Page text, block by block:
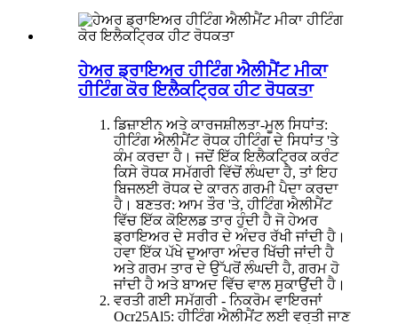
ਹੇਅਰ ਡ੍ਰਾਇਅਰ ਹੀਟਿੰਗ ਐਲੀਮੈਂਟ ਮੀਕਾ
ਹੀਟਿੰਗ ਕੋਰ ਇਲੈਕਟ੍ਰਿਕ ਹੀਟ ਰੋਧਕਤਾ
ਡਿਜ਼ਾਈਨ ਅਤੇ ਕਾਰਜਸ਼ੀਲਤਾ-ਮੂਲ ਸਿਧਾਂਤ:
ਹੀਟਿੰਗ ਐਲੀਮੈਂਟ ਰੋਧਕ ਹੀਟਿੰਗ ਦੇ ਸਿਧਾਂਤ 'ਤੇ
ਕੰਮ ਕਰਦਾ ਹੈ। ਜਦੋਂ ਇੱਕ ਇਲੈਕਟ੍ਰਿਕ ਕਰੰਟ
ਕਿਸੇ ਰੋਧਕ ਸਮੱਗਰੀ ਵਿੱਚੋਂ ਲੰਘਦਾ ਹੈ, ਤਾਂ ਇਹ
ਬਿਜਲਈ ਰੋਧਕ ਦੇ ਕਾਰਨ ਗਰਮੀ ਪੈਦਾ ਕਰਦਾ
ਹੈ। ਬਣਤਰ: ਆਮ ਤੌਰ 'ਤੇ, ਹੀਟਿੰਗ ਐਲੀਮੈਂਟ
ਵਿੱਚ ਇੱਕ ਕੋਇਲਡ ਤਾਰ ਹੁੰਦੀ ਹੈ ਜੋ ਹੇਅਰ
ਡ੍ਰਾਇਅਰ ਦੇ ਸਰੀਰ ਦੇ ਅੰਦਰ ਰੱਖੀ ਜਾਂਦੀ ਹੈ।
ਹਵਾ ਇੱਕ ਪੱਖੇ ਦੁਆਰਾ ਅੰਦਰ ਖਿੱਚੀ ਜਾਂਦੀ ਹੈ
ਅਤੇ ਗਰਮ ਤਾਰ ਦੇ ਉੱਪਰੋਂ ਲੰਘਦੀ ਹੈ, ਗਰਮ ਹੋ
ਜਾਂਦੀ ਹੈ ਅਤੇ ਬਾਅਦ ਵਿੱਚ ਵਾਲ ਸੁਕਾਉਂਦੀ ਹੈ।
ਵਰਤੀ ਗਈ ਸਮੱਗਰੀ - ਨਿਕਰੋਮ ਵਾਇਰਜਾਂ
Ocr25Al5: ਹੀਟਿੰਗ ਐਲੀਮੈਂਟ ਲਈ ਵਰਤੀ ਜਾਣ